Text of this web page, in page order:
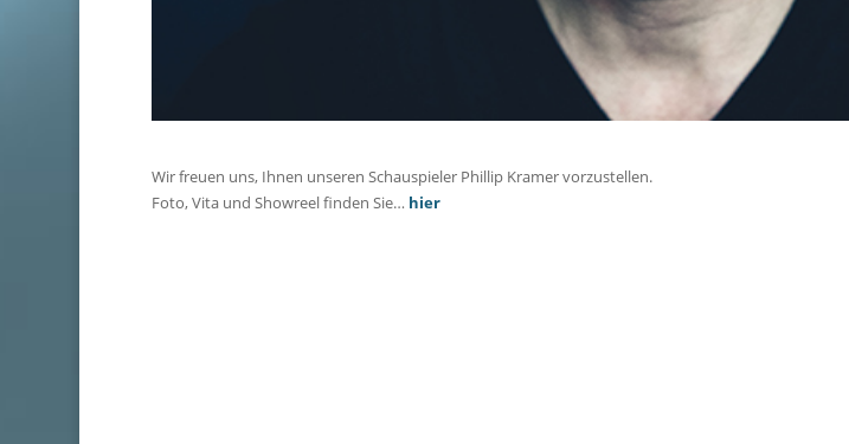
Wir freuen uns, Ihnen unseren Schauspieler Phillip Kramer vorzustellen.
Foto, Vita und Showreel finden Sie… hier